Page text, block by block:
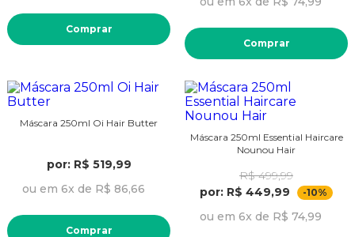
Comprar
Comprar
Máscara 250ml Oi Hair Butter
por: R$ 519,99
ou em 6x de R$ 86,66
Comprar
Máscara 250ml Essential Haircare
Nounou Hair
R$ 499,99
por: R$ 449,99
-10%
ou em 6x de R$ 74,99